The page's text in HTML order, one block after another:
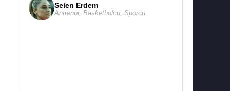
Selen Erdem
Antrenör, Basketbolcu, Sporcu